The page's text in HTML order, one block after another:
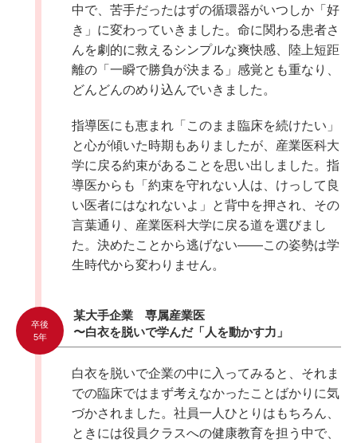
中で、苦手だったはずの循環器がいつしか「好
き」に変わっていきました。命に関わる患者さ
んを劇的に救えるシンプルな爽快感、陸上短距
離の「一瞬で勝負が決まる」感覚とも重なり、
どんどんのめり込んでいきました。
指導医にも恵まれ「このまま臨床を続けたい」
と心が傾いた時期もありましたが、産業医科大
学に戻る約束があることを思い出しました。指
導医からも「約束を守れない人は、けっして良
い医者にはなれないよ」と背中を押され、その
言葉通り、産業医科大学に戻る道を選びまし
た。決めたことから逃げない――この姿勢は学
生時代から変わりません。
卒後
5年
某大手企業 専属産業医
〜白衣を脱いで学んだ「人を動かす力」
白衣を脱いで企業の中に入ってみると、それま
での臨床ではまず考えなかったことばかりに気
づかされました。社員一人ひとりはもちろん、
ときには役員クラスへの健康教育を担う中で、